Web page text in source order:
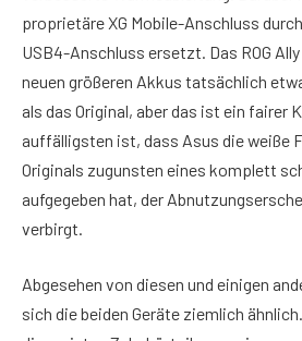
proprietäre XG Mobile-Anschluss
USB4-Anschluss ersetzt. Das ROG
neuen größeren Akkus tatsächlich
als das Original, aber das ist ein fairer
auffälligsten ist, dass Asus die weiße
Originals zugunsten eines komplett
aufgegeben hat, der
verbirgt.
Abgesehen von diesen und einigen
sich die beiden Geräte ziemlich